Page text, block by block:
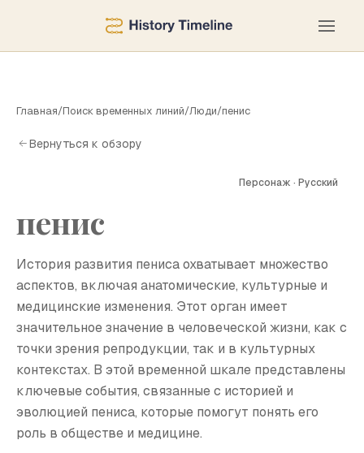
Главная/Поиск временных линий/Люди/пенис
Вернуться к обзору
Персонаж · Русский
пенис
История развития пениса охватывает множество
аспектов, включая анатомические, культурные и
медицинские изменения. Этот орган имеет
значительное значение в человеческой жизни, как с
точки зрения репродукции, так и в культурных
контекстах. В этой временной шкале представлены
ключевые события, связанные с историей и
эволюцией пениса, которые помогут понять его
роль в обществе и медицине.